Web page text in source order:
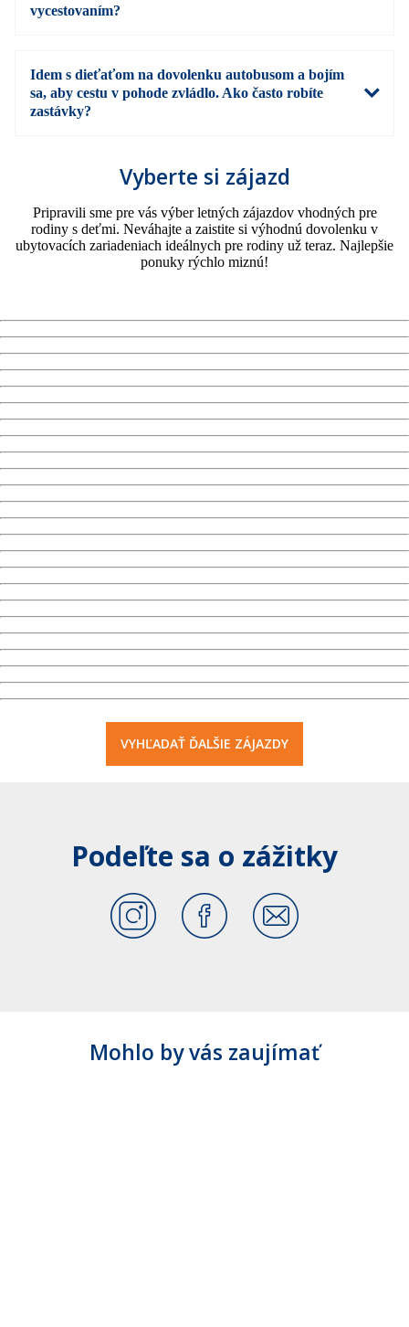
vycestovaním?
Idem s dieťaťom na dovolenku autobusom a bojím
sa, aby cestu v pohode zvládlo. Ako často robíte
zastávky?
Vyberte si zájazd
Pripravili sme pre vás výber letných zájazdov vhodných pre
rodiny s deťmi. Neváhajte a zaistite si výhodnú dovolenku v
ubytovacích zariadeniach ideálnych pre rodiny už teraz. Najlepšie
ponuky rýchlo miznú!
VYHĽADAŤ ĎALŠIE ZÁJAZDY
Podeľte sa o zážitky
Mohlo by vás zaujímať